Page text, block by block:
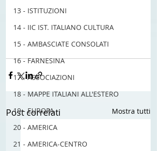
13 - ISTITUZIONI
14 - IIC IST. ITALIANO CULTURA
15 - AMBASCIATE CONSOLATI
16 - FARNESINA
17 - ASSOCIAZIONI
18 - MAPPE ITALIANI ALL'ESTERO
19 - EUROPA
20 - AMERICA
21 - AMERICA-CENTRO
> vai alla pagina completa qui <
#sergiocanavero
Post correlati Mostra tutti